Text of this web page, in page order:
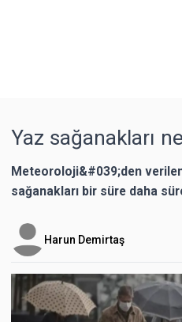
Yaz sağanakları
Meteoroloji&#039;den
sağanakları bir süre daha
Harun Demirtaş